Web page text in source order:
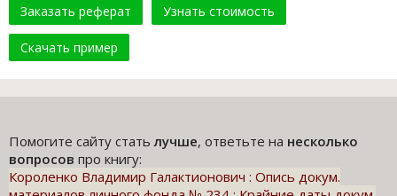
Заказать реферат Узнать стоимость
Скачать пример
Помогите сайту статьлучше, ответьте на несколько
вопросов про книгу:
Короленко Владимир Галактионович : Опись докум.